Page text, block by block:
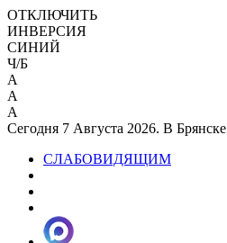
ОТКЛЮЧИТЬ
ИНВЕРСИЯ
СИНИЙ
Ч/Б
A
A
A
Сегодня 7 Августа 2026. В Брянске
СЛАБОВИДЯЩИМ